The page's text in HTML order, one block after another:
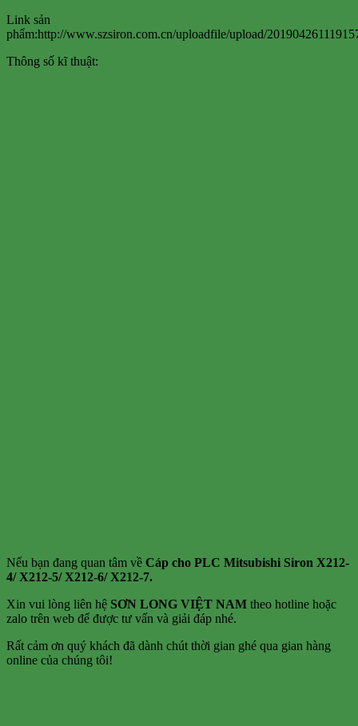
Link sản
phẩm:http://www.szsiron.com.cn/uploadfile/upload/
Thông số kĩ thuật:
Nếu bạn đang quan tâm về Cáp cho PLC Mitsubishi Siron X212-
4/ X212-5/ X212-6/ X212-7.
Xin vui lòng liên hệ SƠN LONG VIỆT NAM theo hotline hoặc
zalo trên web để được tư vấn và giải đáp nhé.
Rất cảm ơn quý khách đã dành chút thời gian ghé qua gian hàng
online của chúng tôi!